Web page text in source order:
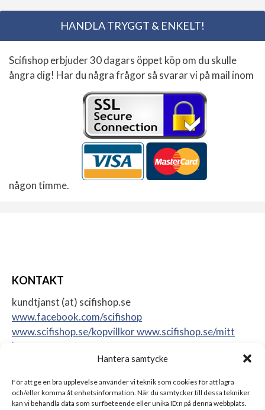
Hantera samtycke
För att ge en bra upplevelse använder vi teknik som cookies för att lagra
och/eller komma åt enhetsinformation. När du samtycker till dessa tekniker
kan vi behandla data som surfbeteende eller unika ID:n på denna webbplats.
HANDLA TRYGGT & ENKELT!
Scifishop erbjuder 30 dagars öppet köp om du skulle
ångra dig! Har du några frågor så svarar vi på mail inom
någon timme.
KONTAKT
kundtjanst (at) scifishop.se
www.facebook.com/scifishop
www.scifishop.se/kopvillkorwww.scifishop.se/mitt
konto
17562 Järfälla
Sweden